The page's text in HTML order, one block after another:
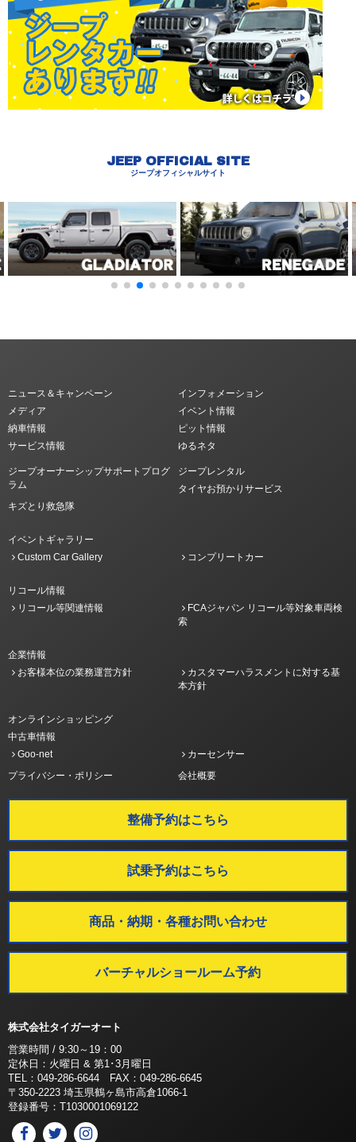
JEEP OFFICIAL SITE
ジープオフィシャルサイト
ニュース＆キャンペーン
インフォメーション
メディア
イベント情報
納車情報
ピット情報
サービス情報
ゆるネタ
ジープオーナーシップサポートプログ
ラム
ジープレンタル
タイヤお預かりサービス
キズとり救急隊
イベントギャラリー
Custom Car Gallery
コンプリートカー
リコール情報
リコール等関連情報
FCAジャパン リコール等対象車両検
索
企業情報
お客様本位の業務運営方針
カスタマーハラスメントに対する基
本方針
オンラインショッピング
中古車情報
Goo-net
カーセンサー
プライバシー・ポリシー
会社概要
整備予約はこちら
試乗予約はこちら
商品・納期・各種お問い合わせ
バーチャルショールーム予約
株式会社タイガーオート
営業時間 / 9:30～19：00
定休日：火曜日 & 第1･3月曜日
TEL：049-286-6644 FAX：049-286-6645
〒350-2223 埼玉県鶴ヶ島市高倉1066-1
登録番号：T1030001069122